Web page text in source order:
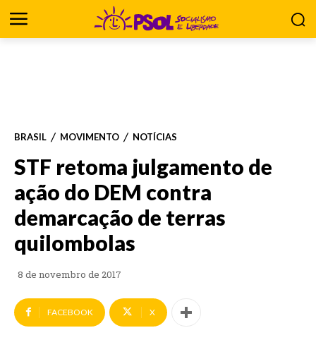
BRASIL MOVIMENTO NOTÍCIAS
STF retoma julgamento de
ação do DEM contra
demarcação de terras
quilombolas
8 de novembro de 2017
FACEBOOK X